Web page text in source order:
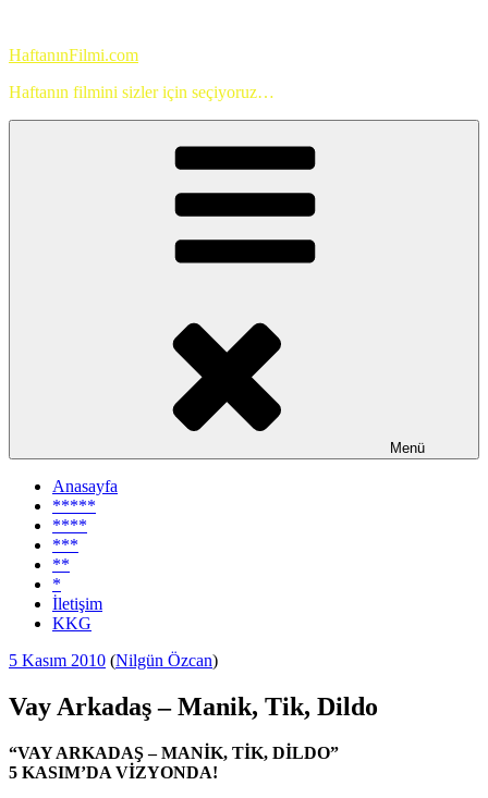
HaftanınFilmi.com
Haftanın filmini sizler için seçiyoruz…
Menü
Anasayfa
*****
****
***
**
*
İletişim
KKG
Yayım
5 Kasım 2010 (Nilgün Özcan)
Vay Arkadaş – Manik, Tik, Dildo
“VAY ARKADAŞ – MANİK, TİK, DİLDO”
5 KASIM’DA VİZYONDA!